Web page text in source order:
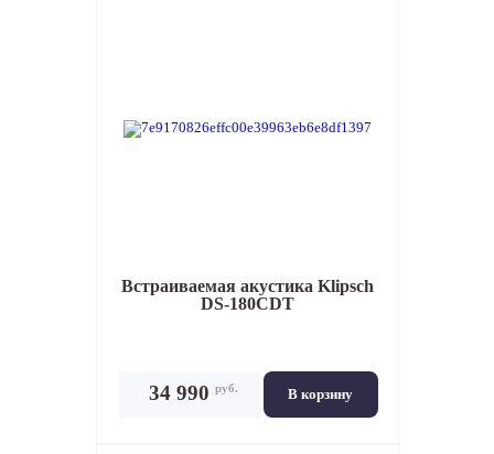
Встраиваемая акустикаKlipsch
DS-180CDT
В корзину
34 990 руб.